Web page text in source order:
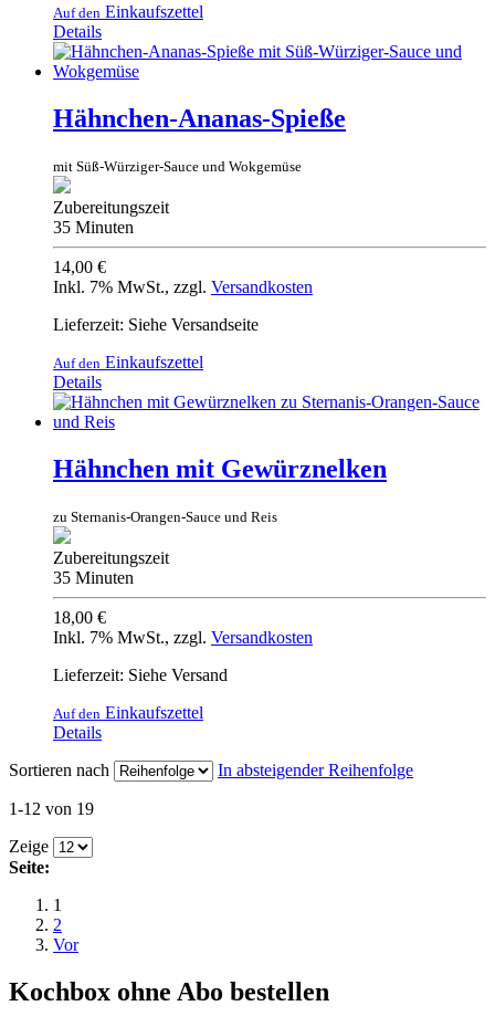
Auf den Einkaufszettel
Details
Hähnchen-Ananas-Spieße
mit Süß-Würziger-Sauce und Wokgemüse
Zubereitungszeit
35 Minuten
14,00 €
Inkl. 7% MwSt., zzgl. Versandkosten
Lieferzeit: Siehe Versandseite
Auf den Einkaufszettel
Details
Hähnchen mit Gewürznelken
zu Sternanis-Orangen-Sauce und Reis
Zubereitungszeit
35 Minuten
18,00 €
Inkl. 7% MwSt., zzgl. Versandkosten
Lieferzeit: Siehe Versand
Auf den Einkaufszettel
Details
Sortieren nach
In absteigender Reihenfolge
1-12 von 19
Zeige
Seite:
1
2
Vor
Kochbox ohne Abo bestellen